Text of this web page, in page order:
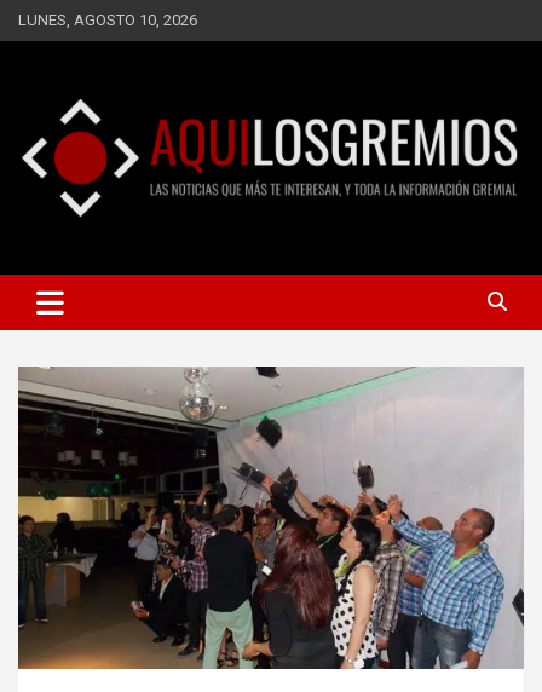
Saltar
al
LUNES, AGOSTO 10, 2026
AQUÍ LOS GREMIOS
INFORMACIÓN GREMIAL